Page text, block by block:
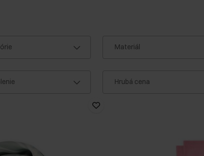
Materiál
Hrubá cena